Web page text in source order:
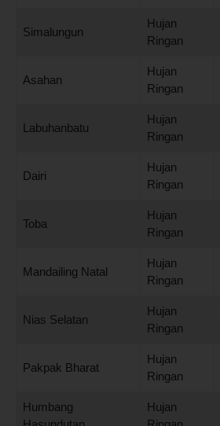
Simalungun
Hujan
Ringan
Asahan
Hujan
Ringan
Labuhanbatu
Hujan
Ringan
Dairi
Hujan
Ringan
Toba
Hujan
Ringan
Mandailing Natal
Hujan
Ringan
Nias Selatan
Hujan
Ringan
Pakpak Bharat
Hujan
Ringan
Humbang
Hujan